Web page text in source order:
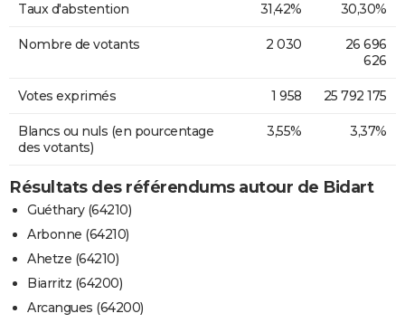
Taux d'abstention 31,42% 30,30%
Nombre de votants 2 030
26 696
626
Votes exprimés 1 958 25 792 175
Blancs ou nuls (en pourcentage
des votants)
3,55% 3,37%
Résultats des référendums autour de Bidart
Guéthary (64210)
Arbonne (64210)
Ahetze (64210)
Biarritz (64200)
Arcangues (64200)